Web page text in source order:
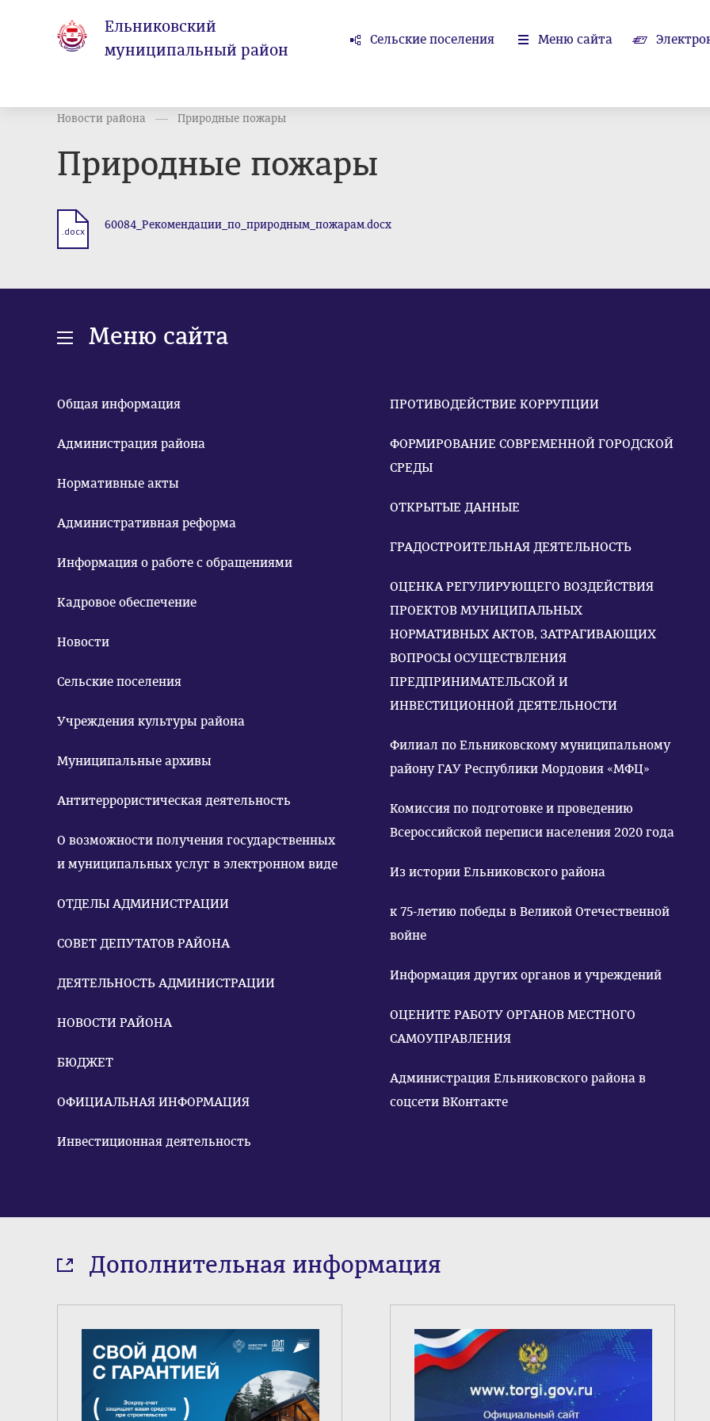
Ельниковский
муниципальный район
Сельские поселения Меню сайта
Новости района Природные пожары
Природные пожары
.docx 60084_Рекомендации_по_природным_пожарам.docx
Меню сайта
Общая информация
Администрация района
Нормативные акты
Административная реформа
Информация о работе с обращениями
Кадровое обеспечение
Новости
Сельские поселения
Учреждения культуры района
Муниципальные архивы
Антитеррористическая деятельность
О возможности получения государственных
и муниципальных услуг в электронном виде
ОТДЕЛЫ АДМИНИСТРАЦИИ
СОВЕТ ДЕПУТАТОВ РАЙОНА
ДЕЯТЕЛЬНОСТЬ АДМИНИСТРАЦИИ
НОВОСТИ РАЙОНА
БЮДЖЕТ
ОФИЦИАЛЬНАЯ ИНФОРМАЦИЯ
Инвестиционная деятельность
ПРОТИВОДЕЙСТВИЕ КОРРУПЦИИ
ФОРМИРОВАНИЕ СОВРЕМЕННОЙ ГОРОДСКОЙ
СРЕДЫ
ОТКРЫТЫЕ ДАННЫЕ
ГРАДОСТРОИТЕЛЬНАЯ ДЕЯТЕЛЬНОСТЬ
ОЦЕНКА РЕГУЛИРУЮЩЕГО ВОЗДЕЙСТВИЯ
ПРОЕКТОВ МУНИЦИПАЛЬНЫХ
НОРМАТИВНЫХ АКТОВ, ЗАТРАГИВАЮЩИХ
ВОПРОСЫ ОСУЩЕСТВЛЕНИЯ
ПРЕДПРИНИМАТЕЛЬСКОЙ И
ИНВЕСТИЦИОННОЙ ДЕЯТЕЛЬНОСТИ
Филиал по Ельниковскому муниципальному
району ГАУ Республики Мордовия «МФЦ»
Комиссия по подготовке и проведению
Всероссийской переписи населения 2020 года
Из истории Ельниковского района
к 75-летию победы в Великой Отечественной
войне
Информация других органов и учреждений
ОЦЕНИТЕ РАБОТУ ОРГАНОВ МЕСТНОГО
САМОУПРАВЛЕНИЯ
Администрация Ельниковского района в
соцсети ВКонтакте
Дополнительная информация